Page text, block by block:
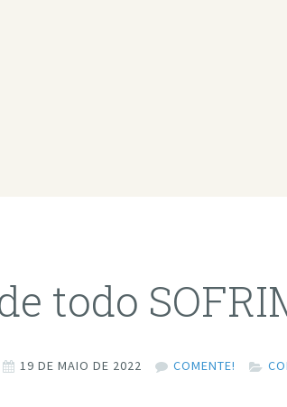
todo
19 DE MAIO DE 2022 COMENTE!